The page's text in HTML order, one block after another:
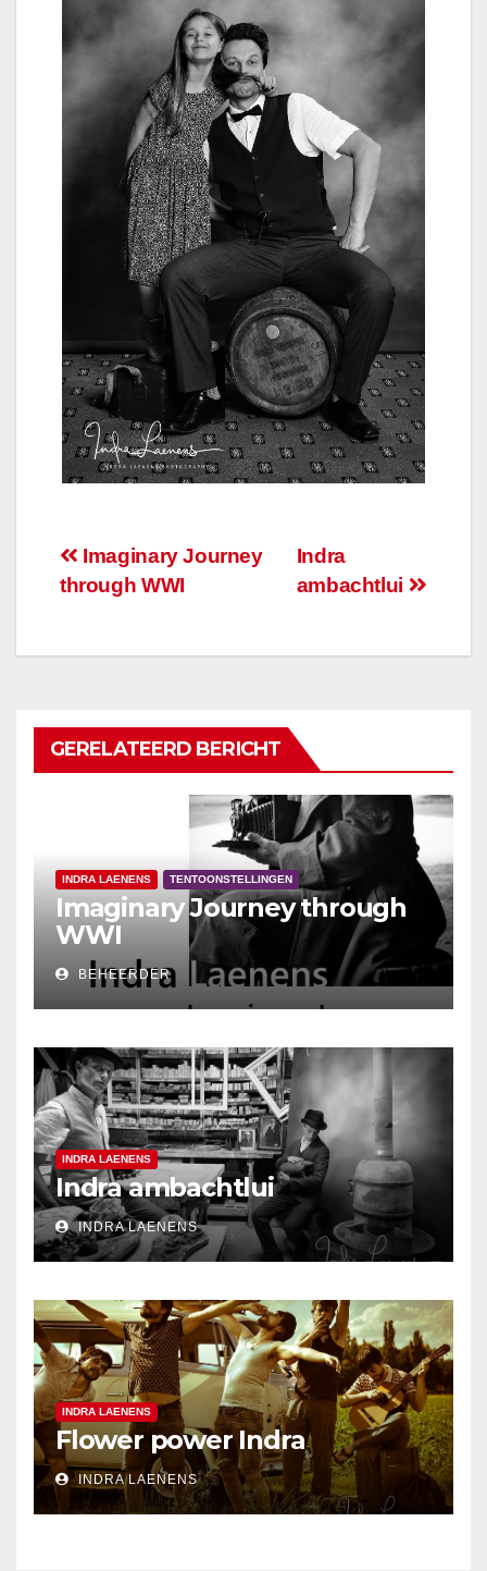
Berichtnavigatie
Indra
ambachtlui
Imaginary Journey
through WWI
GERELATEERD BERICHT
INDRA LAENENS TENTOONSTELLINGEN
Imaginary Journey through
WWI
BEHEERDER
INDRA LAENENS
Indra ambachtlui
INDRA LAENENS
INDRA LAENENS
Flower power Indra
INDRA LAENENS